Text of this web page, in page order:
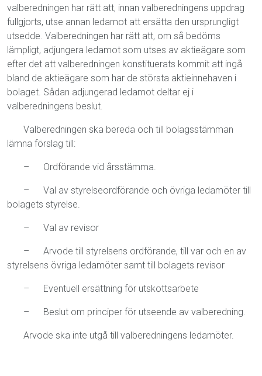
valberedningen har rätt att, innan valberedningens uppdrag
fullgjorts, utse annan ledamot att ersätta den ursprungligt
utsedde. Valberedningen har rätt att, om så bedöms
lämpligt, adjungera ledamot som utses av aktieägare som
efter det att valberedningen konstituerats kommit att ingå
bland de aktieägare som har de största aktieinnehaven i
bolaget. Sådan adjungerad ledamot deltar ej i
valberedningens beslut.
Valberedningen ska bereda och till bolagsstämman
lämna förslag till:
– Ordförande vid årsstämma.
– Val av styrelseordförande och övriga ledamöter till
bolagets styrelse.
– Val av revisor
– Arvode till styrelsens ordförande, till var och en av
styrelsens övriga ledamöter samt till bolagets revisor
– Eventuell ersättning för utskottsarbete
– Beslut om principer för utseende av valberedning.
Arvode ska inte utgå till valberedningens ledamöter.